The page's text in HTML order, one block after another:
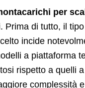
per
Prima di tutto, il
incide
a piattaforma
rispetto a quelli
complessità